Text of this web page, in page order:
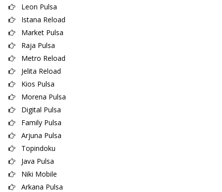
Leon Pulsa
Istana Reload
Market Pulsa
Raja Pulsa
Metro Reload
Jelita Reload
Kios Pulsa
Morena Pulsa
Digital Pulsa
Family Pulsa
Arjuna Pulsa
Topindoku
Java Pulsa
Niki Mobile
Arkana Pulsa